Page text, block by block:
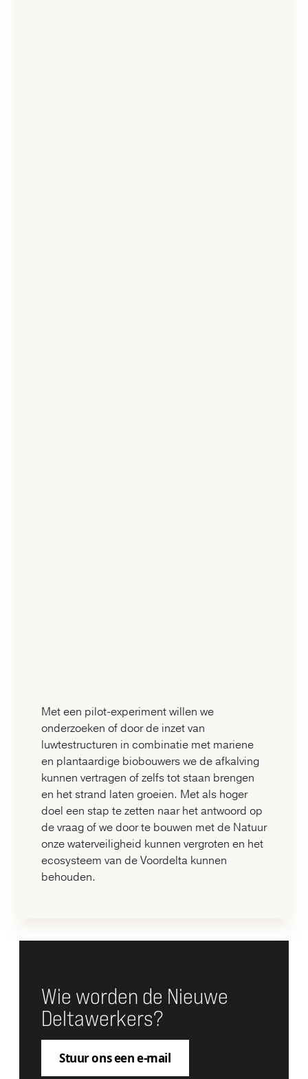
Met een pilot-experiment willen we
onderzoeken of door de inzet van
luwtestructuren in combinatie met mariene
en plantaardige biobouwers we de afkalving
kunnen vertragen of zelfs tot staan brengen
en het strand laten groeien. Met als hoger
doel een stap te zetten naar het antwoord op
de vraag of we door te bouwen met de Natuur
onze waterveiligheid kunnen vergroten en het
ecosysteem van de Voordelta kunnen
behouden.
Wie worden de Nieuwe
Deltawerkers?
Stuur ons een e-mail